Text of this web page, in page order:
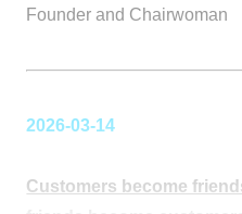
Founder and Chairwoman
2026-03-14
Customers become